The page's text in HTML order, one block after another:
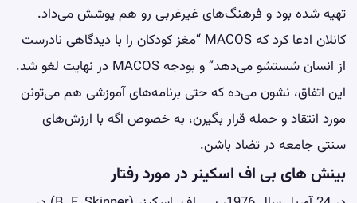
تهیه شده بود و فرهنگ‌های غیرغربی رو هم پوشش می‌داد.
کانلان ادعا کرد که MACOS “مغز کودکان را با دیدگاهی نادرست
از انسان شستشو می‌دهد” و بودجه MACOS در نهایت لغو شد.
این اتفاق، نشون می‌ده که حتی برنامه‌های آموزشی هم می‌تونن
مورد انتقاد و حمله قرار بگیرن، به خصوص اگه با ارزش‌های
سنتی جامعه در تضاد باشن.
بینش های بی اف اسکینر در مورد رفتار